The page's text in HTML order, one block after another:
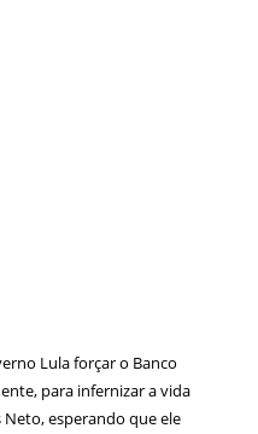
Lula forçar o Banco
para infernizar a vida
esperando que ele